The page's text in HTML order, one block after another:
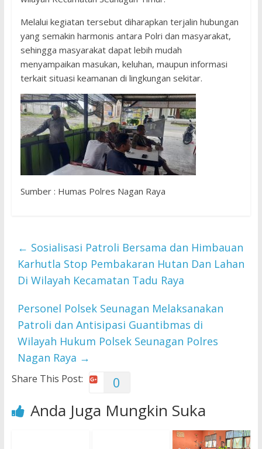
Melalui kegiatan tersebut diharapkan terjalin hubungan
yang semakin harmonis antara Polri dan masyarakat,
sehingga masyarakat dapat lebih mudah
menyampaikan masukan, keluhan, maupun informasi
terkait situasi keamanan di lingkungan sekitar.
Sumber : Humas Polres Nagan Raya
← Sosialisasi Patroli Bersama dan Himbauan
Karhutla Stop Pembakaran Hutan Dan Lahan
Di Wilayah Kecamatan Tadu Raya
Personel Polsek Seunagan Melaksanakan
Patroli dan Antisipasi Guantibmas di
Wilayah Hukum Polsek Seunagan Polres
Nagan Raya →
Share This Post: 0
Anda Juga Mungkin Suka